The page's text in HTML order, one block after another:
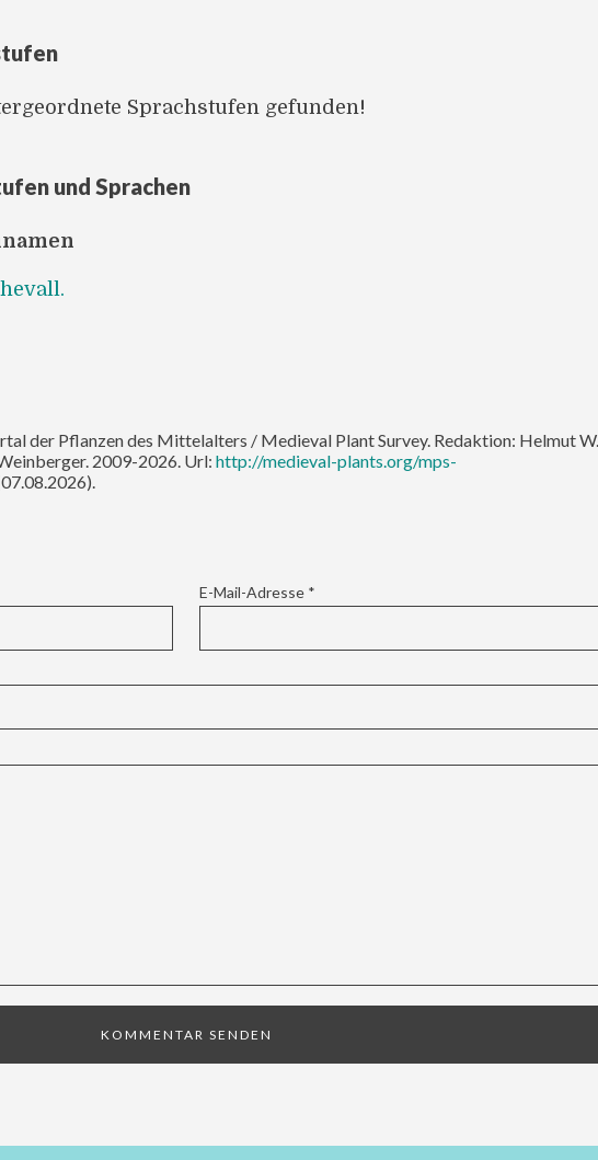
Sprachstufen gefunden!
und Sprachen
der Pflanzen des Mittelalters / Medieval Plant Survey. Redaktion: Helmut W.
2009-2026. Url: http://medieval-plants.org/mps-
E-Mail-Adresse *